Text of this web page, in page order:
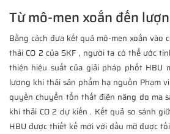
Từ mô-men xoắn đến
Bằng cách đưa kết quả mô-men xoắn vào
thải CO 2 của SKF , người ta có thể ước
thiện hiệu suất của giải pháp phốt HBU
lượng khí thải sản phẩm hạ nguồn Phạm
quyền chuyển tổn thất điện năng do ma
khí thải CO 2 dự kiến . Kết quả so sánh
HBU được thiết kế mới với dầu mỡ được